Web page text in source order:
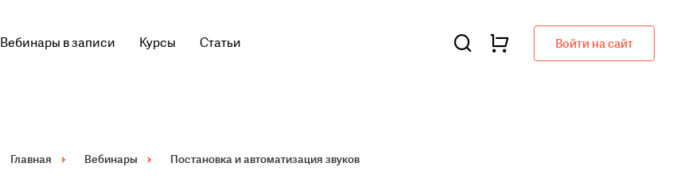
Вебинары в записи Курсы Статьи Войти на сайт
Главная Вебинары Постановка и автоматизация звуков